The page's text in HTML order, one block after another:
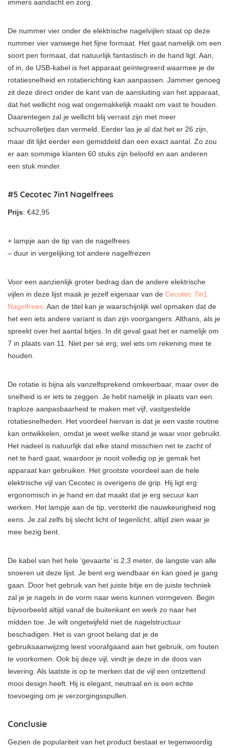
immers aandacht en zorg.
De nummer vier onder de elektrische nagelvijlen staat op deze
nummer vier vanwege het fijne formaat. Het gaat namelijk om een
soort pen formaat, dat natuurlijk fantastisch in de hand ligt. Aan,
of in, de USB-kabel is het apparaat geïntegreerd waarmee je de
rotatiesnelheid en rotatierichting kan aanpassen. Jammer genoeg
zit deze direct onder de kant van de aansluiting van het apparaat,
dat het wellicht nog wat ongemakkelijk maakt om vast te houden.
Daarentegen zal je wellicht blij verrast zijn met meer
schuurrolletjes dan vermeld. Eerder las je al dat het er 26 zijn,
maar dit lijkt eerder een gemiddeld dan een exact aantal. Zo zou
er aan sommige klanten 60 stuks zijn beloofd en aan anderen
een stuk minder.
#5 Cecotec 7in1 Nagelfrees
Prijs: €42,95
+ lampje aan de tip van de nagelfrees
– duur in vergelijking tot andere nagelfrezen
Voor een aanzienlijk groter bedrag dan de andere elektrische
vijlen in deze lijst maak je jezelf eigenaar van de Cecotec 7in1
Nagelfrees . Aan de titel kan je waarschijnlijk wel opmaken dat de
het een iets andere variant is dan zijn voorgangers. Althans, als je
spreekt over het aantal bitjes. In dit geval gaat het er namelijk om
7 in plaats van 11. Niet per sé erg, wel iets om rekening mee te
houden.
De rotatie is bijna als vanzelfsprekend omkeerbaar, maar over de
snelheid is er iets te zeggen. Je hebt namelijk in plaats van een
traploze aanpasbaarheid te maken met vijf, vastgestelde
rotatiesnelheden. Het voordeel hiervan is dat je een vaste routine
kan ontwikkelen, omdat je weet welke stand je waar voor gebruikt.
Het nadeel is natuurlijk dat elke stand misschien net te zacht of
net te hard gaat, waardoor je nooit volledig op je gemak het
apparaat kan gebruiken. Het grootste voordeel aan de hele
elektrische vijl van Cecotec is overigens de grip. Hij ligt erg
ergonomisch in je hand en dat maakt dat je erg secuur kan
werken. Het lampje aan de tip, versterkt die nauwkeurigheid nog
eens. Je zal zelfs bij slecht licht of tegenlicht, altijd zien waar je
mee bezig bent.
De kabel van het hele ‘gevaarte’ is 2,3 meter, de langste van alle
snoeren uit deze lijst. Je bent erg wendbaar én kan goed je gang
gaan. Door het gebruik van het juiste bitje en de juiste techniek
zal je je nagels in de vorm naar wens kunnen vormgeven. Begin
bijvoorbeeld altijd vanaf de buitenkant en werk zo naar het
midden toe. Je wilt ongetwijfeld niet de nagelstructuur
beschadigen. Het is van groot belang dat je de
gebruiksaanwijzing leest voorafgaand aan het gebruik, om fouten
te voorkomen. Ook bij deze vijl, vindt je deze in de doos van
levering. Als laatste is op te merken dat de vijl een ontzettend
mooi design heeft. Hij is elegant, neutraal en is een echte
toevoeging om je verzorgingsspullen.
Conclusie
Gezien de populariteit van het product bestaat er tegenwoordig